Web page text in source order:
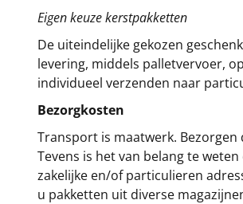
Eigen keuze kerstpakketten
De uiteindelijke gekozen
levering, middels palletvervoer,
individueel verzenden naar
Bezorgkosten
Transport is maatwerk.
Tevens is het van belang te
zakelijke en/of particulieren
u pakketten uit diverse